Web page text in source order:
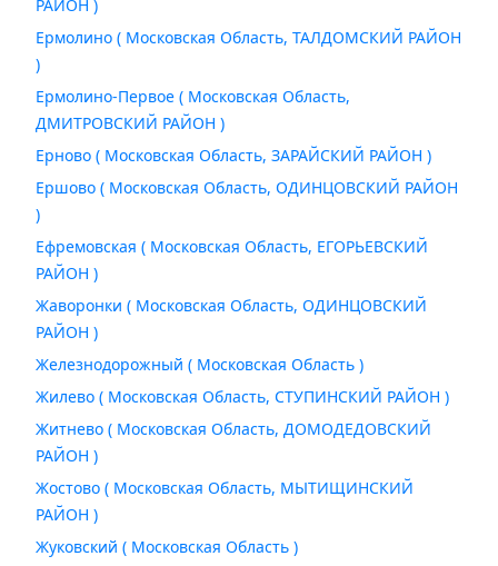
РАЙОН )
Ермолино ( Московская Область, ТАЛДОМСКИЙ РАЙОН
)
Ермолино-Первое ( Московская Область,
ДМИТРОВСКИЙ РАЙОН )
Ерново ( Московская Область, ЗАРАЙСКИЙ РАЙОН )
Ершово ( Московская Область, ОДИНЦОВСКИЙ РАЙОН
)
Ефремовская ( Московская Область, ЕГОРЬЕВСКИЙ
РАЙОН )
Жаворонки ( Московская Область, ОДИНЦОВСКИЙ
РАЙОН )
Железнодорожный ( Московская Область )
Жилево ( Московская Область, СТУПИНСКИЙ РАЙОН )
Житнево ( Московская Область, ДОМОДЕДОВСКИЙ
РАЙОН )
Жостово ( Московская Область, МЫТИЩИНСКИЙ
РАЙОН )
Жуковский ( Московская Область )